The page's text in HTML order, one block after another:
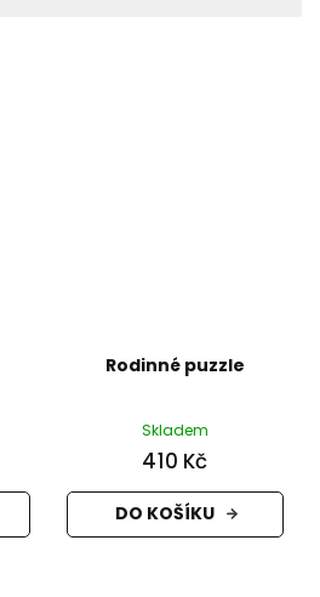
Rodinné puzzle
Skladem
410 Kč
DO KOŠÍKU